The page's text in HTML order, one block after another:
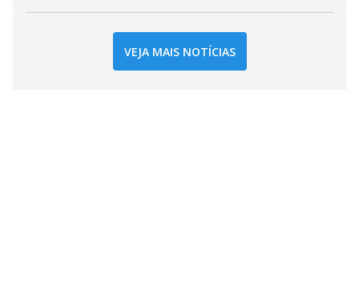
VEJA MAIS NOTÍCIAS